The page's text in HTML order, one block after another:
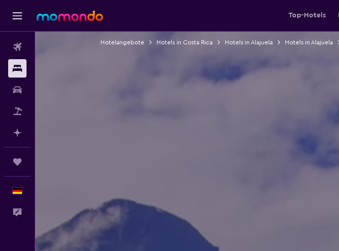
Top-Hotels
Hotelangebote Hotels in Costa Rica Hotels in Alajuela Hotels in Alajuela